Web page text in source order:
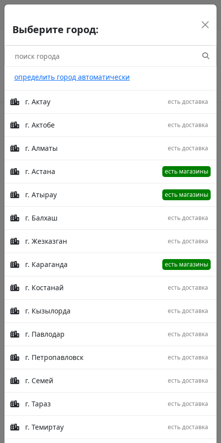
Выберите город:
определить город автоматически
г. Актау есть доставка
г. Актобе есть доставка
г. Алматы есть доставка
г. Астана есть магазины
г. Атырау есть магазины
г. Балхаш есть доставка
г. Жезказган есть доставка
г. Караганда есть магазины
г. Костанай есть доставка
г. Кызылорда есть доставка
г. Павлодар есть доставка
г. Петропавловск есть доставка
г. Семей есть доставка
г. Тараз есть доставка
г. Темиртау есть доставка
Главная Товары Osmanlim 0070A Beige/Grey 60X90
Описание
Цвет в доме – это не только стиль и благородство, но и